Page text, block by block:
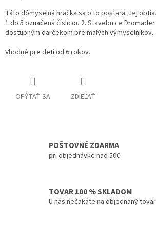
Táto dômyselná hračka sa o to postará. Jej
1 do 5 označená číslicou 2. Stavebnice
dostupným darčekom pre malých výmyselníkov.
Vhodné pre deti od 6 rokov.
OPÝTAŤ SA ZDIEĽAŤ
POŠTOVNÉ ZDARMA
pri objednávke nad 50€
TOVAR 100 % SKLADOM
U nás nečakáte na objednaný tovar.